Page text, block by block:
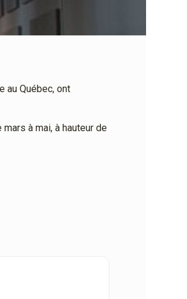
au Québec, ont
à mai, à hauteur de